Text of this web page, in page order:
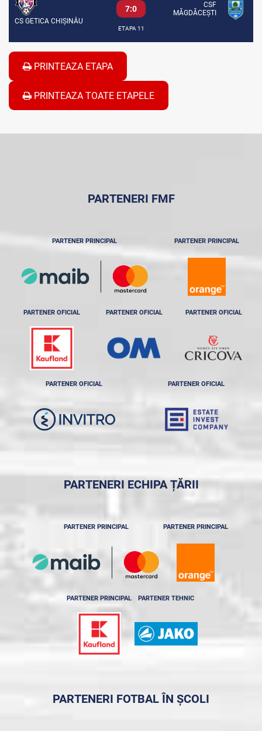
CS GETICA CHIȘINĂU
7:0
CSF
MĂGDĂCEȘTI
ETAPA 11
PRINTEAZA ETAPA
PRINTEAZA TOATE ETAPELE
PARTENERI FMF
PARTENER PRINCIPAL PARTENER PRINCIPAL
PARTENER OFICIAL PARTENER OFICIAL PARTENER OFICIAL
PARTENER OFICIAL PARTENER OFICIAL
PARTENERI ECHIPA ȚĂRII
PARTENER PRINCIPAL PARTENER PRINCIPAL
PARTENER PRINCIPAL PARTENER TEHNIC
PARTENERI FOTBAL ÎN ȘCOLI